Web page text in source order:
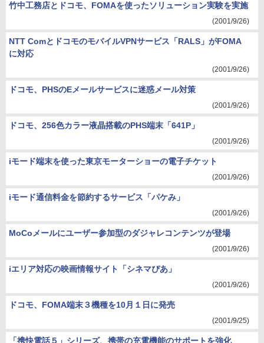
竹中工務店とドコモ、FOMAを使ったソリューション実験を実施
(2001/9/26)
NTT ComとドコモのモバイルVPNサービス「RALS」がFOMA
に対応
(2001/9/26)
ドコモ、PHSのEメールサービスに迷惑メール対策
(2001/9/26)
ドコモ、256色カラー液晶搭載のPHS端末「641P」
(2001/9/26)
iモード端末を使った東京モーターショーの電子チケット
(2001/9/26)
iモード通信料金を節約するサービス「パケみ」
(2001/9/26)
MoCoメールにユーザー参加型のダジャレコンテンツが登場
(2001/9/26)
iエリア対応の映画情報サイト「シネマぴあ」
(2001/9/26)
ドコモ、FOMA端末３機種を10月１日に発売
(2001/9/25)
「携快電話５」シリーズ、携帯の充電機能のサポートを強化